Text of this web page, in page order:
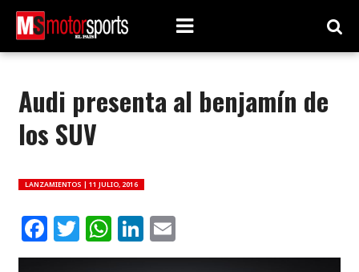
Audi presenta al benjamín de
los SUV
LANZAMIENTOS | 11 JULIO, 2016
Facebook
Twitter
WhatsApp
LinkedIn
Email